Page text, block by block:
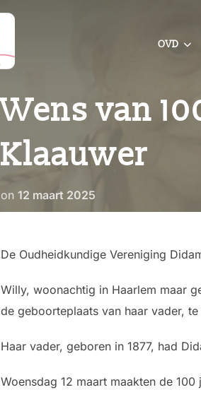
OVD
Wens van
Klaauwer
on Geplaatst
op
12 maart 2025
De Oudheidkundige Vereniging
Willy, woonachtig in Haarlem maar
de geboorteplaats van haar vader,
Haar vader, geboren in 1877, had
Woensdag 12 maart maakten de